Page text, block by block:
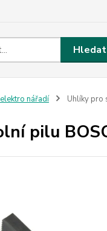
Hledat
nářadí Uhlíky pro
pilu